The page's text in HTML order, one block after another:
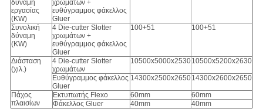
δύναμη
εργασίας
(KW)
χρωμάτων +
ευθύγραμμος φάκελλος
Gluer
Συνολική
δύναμη
(KW)
4 Die-cutter Slotter
χρωμάτων +
ευθύγραμμος φάκελλος
Gluer
100+51 100+51
Διάσταση
(χιλ.)
4 Die-cutter Slotter
χρωμάτων
10500x5000x253010500x5200x2630
Ευθύγραμμος φάκελλος
Gluer
14300x2500x265014300x2600x2650
Πάχος
πλαισίων
Εκτυπωτής Flexo 60mm
60mm
Φάκελλος Gluer
40mm 40mm